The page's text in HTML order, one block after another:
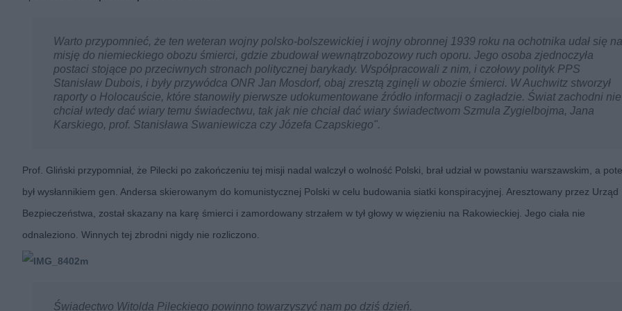
Warto przypomnieć, że ten weteran wojny polsko-bolszewickiej i wojny obronnej 1939 roku na ochotnika udał się na
misję do niemieckiego obozu śmierci, gdzie zbudował wewnątrzobozowy ruch oporu. Jego osoba zjednoczyła
postaci stojące po przeciwnych stronach politycznej barykady. Współpracowali z nim, i czołowy polityk PPS
Stanisław Dubois, i były przywódca ONR Jan Mosdorf, obaj zresztą zginęli w obozie śmierci. W Auchwitz stworzył
raporty o Holocauście, które stanowiły pierwsze udokumentowane źródło informacji o zagładzie. Świat zachodni nie
chciał wtedy dać wiary temu świadectwu, tak jak nie chciał dać wiary świadectwom Szmula Zygielbojma, Jana
Karskiego, prof. Stanisława Swaniewicza czy Józefa Czapskiego".
Prof. Gliński przypomniał, że Pilecki po zakończeniu tej misji nadal walczył o wolność Polski, brał udział w powstaniu warszawskim, a
był wysłannikiem gen. Andersa skierowanym do komunistycznej Polski w celu budowania siatki konspiracyjnej. Aresztowany przez Urząd
Bezpieczeństwa, został skazany na karę śmierci i zamordowany strzałem w tył głowy w więzieniu na Rakowieckiej. Jego ciała nie
odnaleziono. Winnych tej zbrodni nigdy nie rozliczono.
Świadectwo Witolda Pileckiego powinno towarzyszyć nam po dziś dzień.